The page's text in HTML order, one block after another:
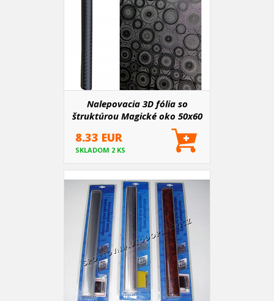
Nalepovacia 3D fólia so
štruktúrou Magické oko 50x60
8.33 EUR
SKLADOM 2 KS